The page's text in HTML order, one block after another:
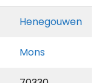
Henegouwen
Mons